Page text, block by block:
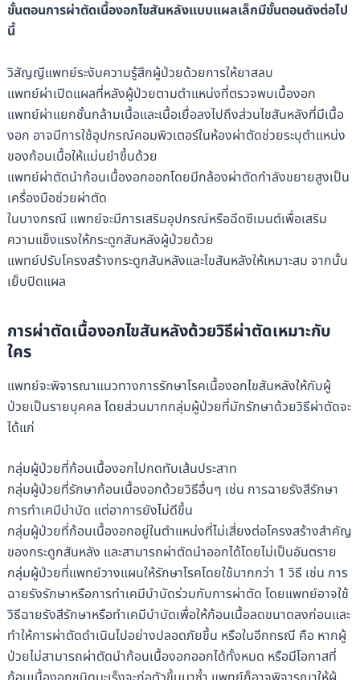
ขั้นตอนการผ่าตัดเนื้องอกไขสันหลังแบบแผลเล็กมีขั้นตอนดังต่อไป
นี้
วิสัญญีแพทย์ระงับความรู้สึกผู้ป่วยด้วยการให้ยาสลบ
แพทย์ผ่าเปิดแผลที่หลังผู้ป่วยตามตำแหน่งที่ตรวจพบเนื้องอก
แพทย์ผ่าแยกชั้นกล้ามเนื้อและเนื้อเยื่อลงไปถึงส่วนไขสันหลังที่มีเนื้อ
งอก อาจมีการใช้อุปกรณ์คอมพิวเตอร์ในห้องผ่าตัดช่วยระบุตำแหน่ง
ของก้อนเนื้อให้แม่นยำขึ้นด้วย
แพทย์ผ่าตัดนำก้อนเนื้องอกออก​โดยมีกล้องผ่าตัดกำลังขยายสูงเป็น
เครื่องมือช่วยผ่าตัด
ในบางกรณี แพทย์จะมีการเสริมอุปกรณ์หรือฉีดซีเมนต์เพื่อเสริม
ความแข็งแรงให้กระดูกสันหลังผู้ป่วยด้วย
แพทย์ปรับโครงสร้างกระดูกสันหลังและไขสันหลังให้เหมาะสม จากนั้น
เย็บปิดแผล
การผ่าตัดเนื้องอกไขสันหลังด้วยวิธีผ่าตัดเหมาะกับ
ใคร
แพทย์จะพิจารณาแนวทางการรักษาโรคเนื้องอกไขสันหลังให้กับผู้
ป่วยเป็นรายบุคคล โดยส่วนมากกลุ่มผู้ป่วยที่มักรักษาด้วยวิธีผ่าตัดจะ
ได้แก่
กลุ่มผู้ป่วยที่ก้อนเนื้องอกไปกดทับเส้นประสาท
กลุ่มผู้ป่วยที่รักษาก้อนเนื้องอกด้วยวิธีอื่นๆ เช่น การฉายรังสีรักษา
การทำเคมีบำบัด แต่อาการยังไม่ดีขึ้น
กลุ่มผู้ป่วยที่ก้อนเนื้องอกอยู่ในตำแหน่งที่ไม่เสี่ยงต่อโครงสร้างสำคัญ
ของกระดูกสันหลัง และสามารถผ่าตัดนำออกได้โดยไม่เป็นอันตราย
กลุ่มผู้ป่วยที่แพทย์วางแผนให้รักษาโรคโดยใช้มากกว่า 1 วิธี เช่น การ
ฉายรังรักษาหรือการทำเคมีบำบัดร่วมกับการผ่าตัด โดยแพทย์อาจใช้
วิธีฉายรังสีรักษาหรือทำเคมีบำบัดเพื่อให้ก้อนเนื้อลดขนาดลงก่อนและ
ทำให้การผ่าตัดดำเนินไปอย่างปลอดภัยขึ้น หรือในอีกกรณี คือ หากผู้
ป่วยไม่สามารถผ่าตัดนำก้อนเนื้องอกออกได้ทั้งหมด หรือมีโอกาสที่